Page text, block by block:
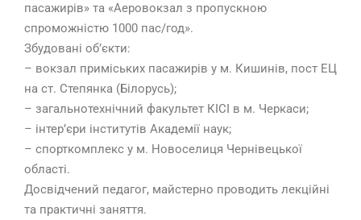
пасажирів» та «Аеровокзал з пропускною
спроможністю 1000 пас/год».
Збудовані об’єкти:
– вокзал приміських пасажирів у м. Кишинів, пост ЕЦ
на ст. Степянка (Білорусь);
– загальнотехнічний факультет КІСІ в м. Черкаси;
– інтер’єри інститутів Академії наук;
– спорткомплекс у м. Новоселиця Чернівецької
області.
Досвідчений педагог, майстерно проводить лекційні
та практичні заняття.